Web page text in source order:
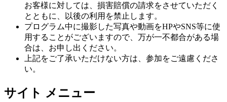
お客様に対しては、損害賠償の請求をさせていただく
とともに、以後の利用を禁止します。
プログラム中に撮影した写真や動画をHPやSNS等に使
用することがございますので、万が一不都合がある場
合は、お申し出ください。
上記をご了承いただけない方は、参加をご遠慮くださ
い。
サイト メニュー